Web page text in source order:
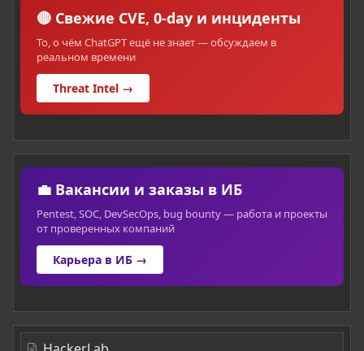
🔴 Свежие CVE, 0-day и инциденты
То, о чём ChatGPT ещё не знает — обсуждаем в
реальном времени
Threat Intel →
💼 Вакансии и заказы в ИБ
Pentest, SOC, DevSecOps, bug bounty — работа и проекты
от проверенных компаний
Карьера в ИБ →